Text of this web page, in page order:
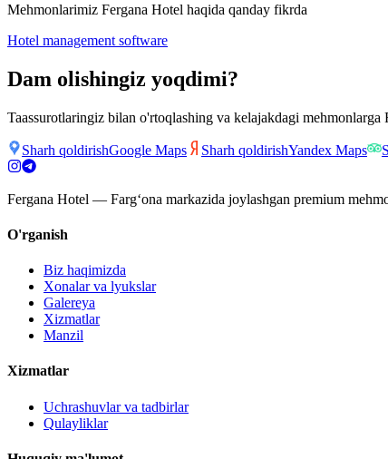
Mehmonlarimiz Fergana Hotel haqida qanday fikrda
Hotel management software
Dam olishingiz yoqdimi?
Taassurotlaringiz bilan o'rtoqlashing va kelajakdagi
Sharh qoldirishGoogle Maps Sharh qoldirishYandex Maps
Fergana Hotel — Farg‘ona markazida joylashgan premium
O'rganish
Biz haqimizda
Xonalar va lyukslar
Galereya
Xizmatlar
Manzil
Xizmatlar
Uchrashuvlar va tadbirlar
Qulayliklar